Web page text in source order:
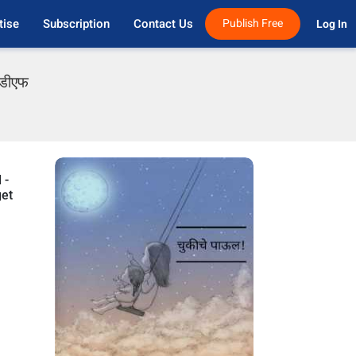
Subscription Contact Us Publish Free Log In
-